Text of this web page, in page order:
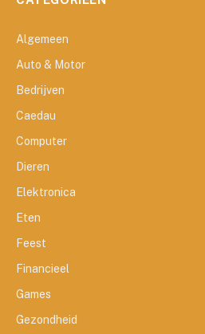
Algemeen
Auto & Motor
Bedrijven
Caedau
Computer
Dieren
Elektronica
Eten
Feest
Financieel
Games
Gezondheid